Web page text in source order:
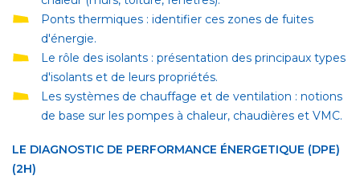
Ponts thermiques : identifier ces zones de fuites
d'énergie.
Le rôle des isolants : présentation des principaux types
d'isolants et de leurs propriétés.
Les systèmes de chauffage et de ventilation : notions
de base sur les pompes à chaleur, chaudières et VMC.
LE DIAGNOSTIC DE PERFORMANCE ÉNERGETIQUE (DPE)
(2H)